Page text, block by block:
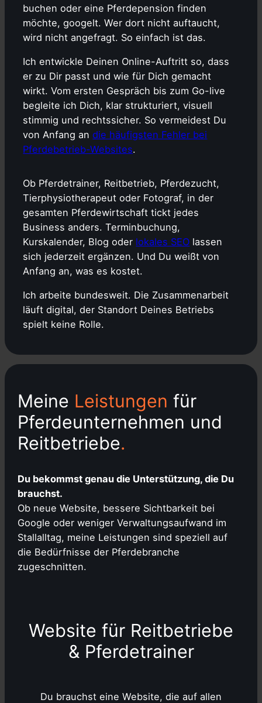
buchen oder eine Pferdepension finden
möchte, googelt. Wer dort nicht auftaucht,
wird nicht angefragt. So einfach ist das.
Ich entwickle Deinen Online-Auftritt so, dass
er zu Dir passt und wie für Dich gemacht
wirkt. Vom ersten Gespräch bis zum Go-live
begleite ich Dich, klar strukturiert, visuell
stimmig und rechtssicher. So vermeidest Du
von Anfang andie häufigsten Fehler bei
Pferdebetrieb-Websites.
Ob Pferdetrainer, Reitbetrieb, Pferdezucht,
Tierphysiotherapeut oder Fotograf, in der
gesamten Pferdewirtschaft tickt jedes
Business anders. Terminbuchung,
Kurskalender, Blog oder lokales SEO lassen
sich jederzeit ergänzen. Und Du weißt von
Anfang an, was es kostet.
Ich arbeite bundesweit. Die Zusammenarbeit
läuft digital, der Standort Deines Betriebs
spielt keine Rolle.
Meine Leistungen für
Pferdeunternehmen und
Reitbetriebe.
Du bekommst genau die Unterstützung, die Du
brauchst.
Ob neue Website, bessere Sichtbarkeit bei
Google oder weniger Verwaltungsaufwand im
Stallalltag, meine Leistungen sind speziell auf
die Bedürfnisse der Pferdebranche
zugeschnitten.
Website für Reitbetriebe
& Pferdetrainer
Du brauchst eine Website, die auf allen